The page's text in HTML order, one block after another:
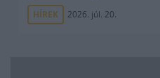
HÍREK 2026. júl. 20.